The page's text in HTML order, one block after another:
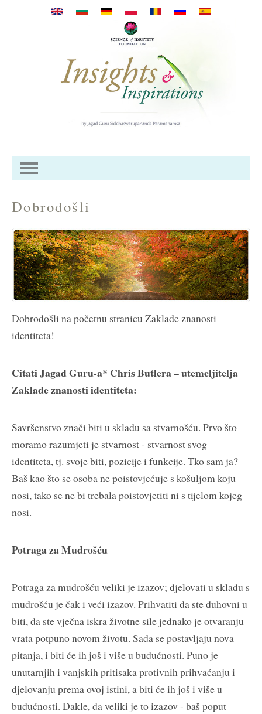
Direkt zum Inhalt
Dobrodošli
Dobrodošli na početnu stranicu Zaklade znanosti
identiteta!
Citati Jagad Guru-a* Chris Butlera – utemeljitelja
Zaklade znanosti identiteta:
Savršenstvo znači biti u skladu sa stvarnošću. Prvo što
moramo razumjeti je stvarnost - stvarnost svog
identiteta, tj. svoje biti, pozicije i funkcije. Tko sam ja?
Baš kao što se osoba ne poistovjećuje s košuljom koju
nosi, tako se ne bi trebala poistovjetiti ni s tijelom kojeg
nosi.
Potraga za Mudrošću
Potraga za mudrošću veliki je izazov; djelovati u skladu s
mudrošću je čak i veći izazov. Prihvatiti da ste duhovni u
biti, da ste vječna iskra životne sile jednako je otvaranju
vrata potpuno novom životu. Sada se postavljaju nova
pitanja, i biti će ih još i više u budućnosti. Puno je
unutarnjih i vanjskih pritisaka protivnih prihvaćanju i
djelovanju prema ovoj istini, a biti će ih još i više u
budućnosti. Dakle, da veliki je to izazov - baš poput